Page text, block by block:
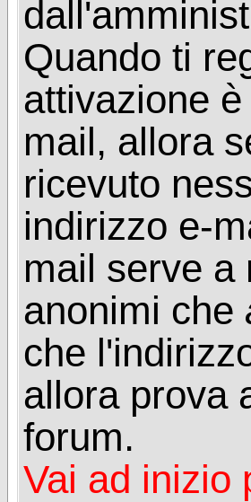
Quando ti
attivazione
mail, allora
ricevuto
indirizzo e-
mail serve a
anonimi che
che
allora prova
forum.
Vai ad inizio